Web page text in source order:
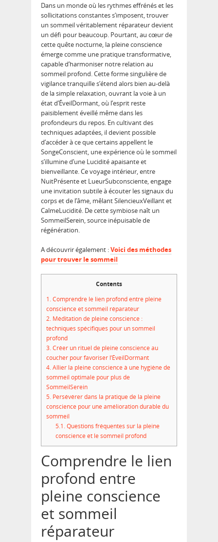
Dans un monde où les rythmes effrénés et les
sollicitations constantes s’imposent, trouver
un sommeil véritablement réparateur devient
un défi pour beaucoup. Pourtant, au cœur de
cette quête nocturne, la pleine conscience
émerge comme une pratique transformative,
capable d’harmoniser notre relation au
sommeil profond. Cette forme singulière de
vigilance tranquille s’étend alors bien au-delà
de la simple relaxation, ouvrant la voie à un
état d’ÉveilDormant, où l’esprit reste
paisiblement éveillé même dans les
profondeurs du repos. En cultivant des
techniques adaptées, il devient possible
d’accéder à ce que certains appellent le
SongeConscient, une expérience où le sommeil
s’illumine d’une Lucidité apaisante et
bienveillante. Ce voyage intérieur, entre
NuitPrésente et LueurSubconsciente, engage
une invitation subtile à écouter les signaux du
corps et de l’âme, mêlant SilencieuxVeillant et
CalmeLucidité. De cette symbiose naît un
SommeilSerein, source inépuisable de
régénération.
A découvrir également :Voici des méthodes
pour trouver le sommeil
Contents
1.Comprendre le lien profond entre pleine
conscience et sommeil réparateur
2. Méditation de pleine conscience :
techniques spécifiques pour un sommeil
profond
3.Créer un rituel de pleine conscience au
coucher pour favoriser l’ÉveilDormant
4.Allier la pleine conscience à une hygiène de
sommeil optimale pour plus de
SommeilSerein
5. Persévérer dans la pratique de la pleine
conscience pour une amélioration durable du
sommeil
5.1.Questions fréquentes sur la pleine
conscience et le sommeil profond
Comprendre le lien
profond entre
pleine conscience
et sommeil
réparateur